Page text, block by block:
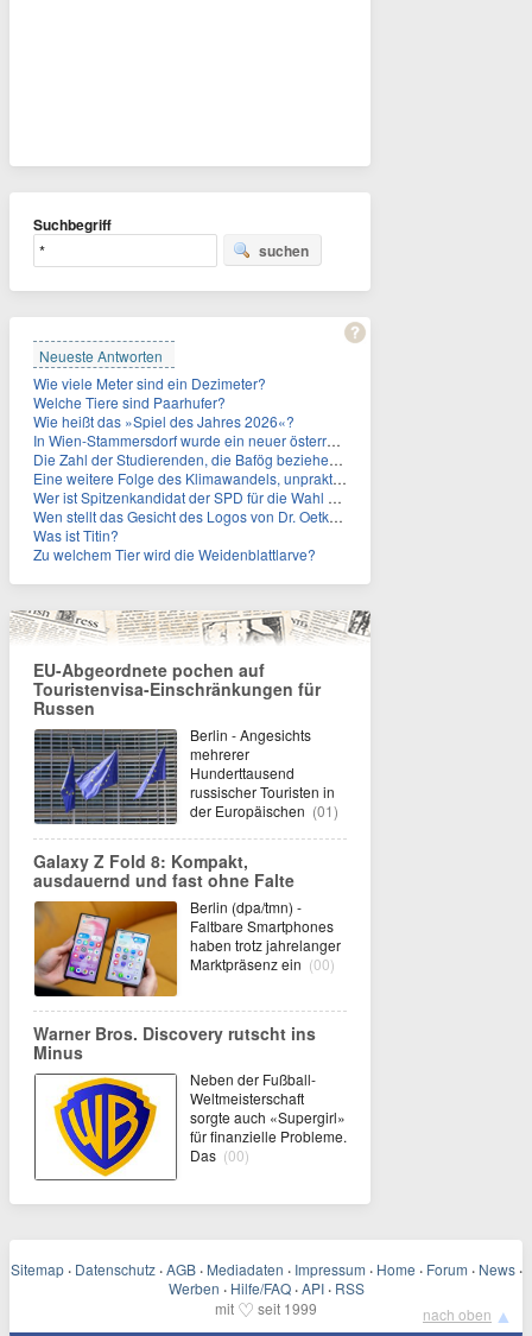
Suchbegriff
suchen
Neueste Antworten
Wie viele Meter sind ein Dezimeter?
Welche Tiere sind Paarhufer?
Wie heißt das »Spiel des Jahres 2026«?
In Wien-Stammersdorf wurde ein neuer österreichischer Temperaturrekord gemessen. Wie hoch war die Temperatur?
Die Zahl der Studierenden, die Bafög beziehen, sinkt. Woran liegt das?
Eine weitere Folge des Klimawandels, unpraktisch für Urlauber: Wo fehlt mittlerweile sogar das Trinkwasser?
Wer ist Spitzenkandidat der SPD für die Wahl zum Berliner Abgeordnetenhaus im September 2026?
Wen stellt das Gesicht des Logos von Dr. Oetker dar?
Was ist Titin?
Zu welchem Tier wird die Weidenblattlarve?
EU-Abgeordnete pochen auf
Touristenvisa-Einschränkungen für
Russen
Berlin - Angesichts
mehrerer
Hunderttausend
russischer Touristen in
der Europäischen (01)
Galaxy Z Fold 8: Kompakt,
ausdauernd und fast ohne Falte
Berlin (dpa/tmn) -
Faltbare Smartphones
haben trotz jahrelanger
Marktpräsenz ein (00)
Warner Bros. Discovery rutscht ins
Minus
Neben der Fußball-
Weltmeisterschaft
sorgte auch «Supergirl»
für finanzielle Probleme.
Das (00)
Sitemap · Datenschutz · AGB · Mediadaten · Impressum · Home · Forum · News ·
Werben · Hilfe/FAQ · API · RSS
mit ♡ seit 1999 nach oben ▲